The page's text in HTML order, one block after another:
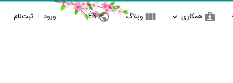
همکاری وبلاگ EN ورود / ثبت‌نام